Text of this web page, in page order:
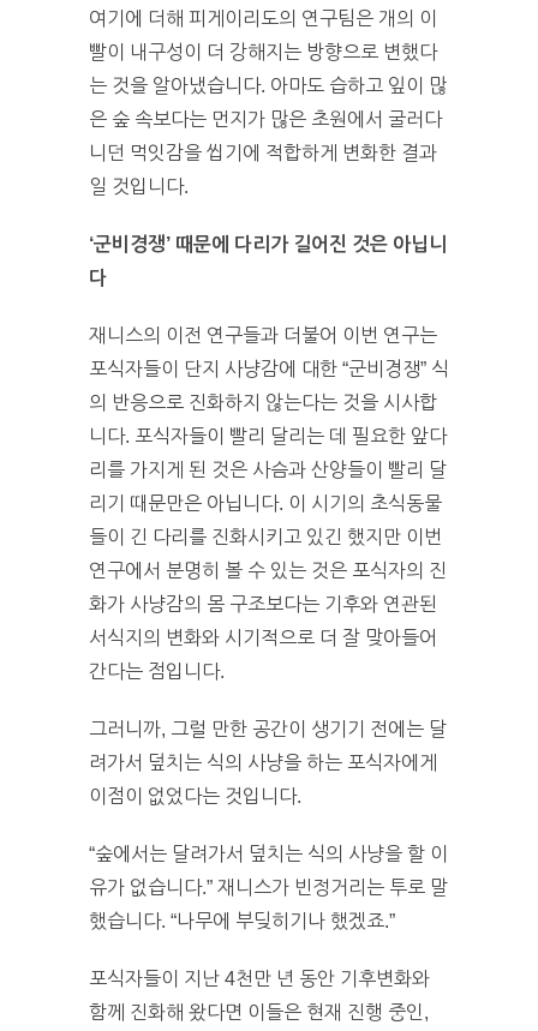
여기에 더해 피게이리도의 연구팀은 개의 이
빨이 내구성이 더 강해지는 방향으로 변했다
는 것을 알아냈습니다. 아마도 습하고 잎이 많
은 숲 속보다는 먼지가 많은 초원에서 굴러다
니던 먹잇감을 씹기에 적합하게 변화한 결과
일 것입니다.
‘군비경쟁’ 때문에 다리가 길어진 것은 아닙니
다
재니스의 이전 연구들과 더불어 이번 연구는
포식자들이 단지 사냥감에 대한 “군비경쟁” 식
의 반응으로 진화하지 않는다는 것을 시사합
니다. 포식자들이 빨리 달리는 데 필요한 앞다
리를 가지게 된 것은 사슴과 산양들이 빨리 달
리기 때문만은 아닙니다. 이 시기의 초식동물
들이 긴 다리를 진화시키고 있긴 했지만 이번
연구에서 분명히 볼 수 있는 것은 포식자의 진
화가 사냥감의 몸 구조보다는 기후와 연관된
서식지의 변화와 시기적으로 더 잘 맞아들어
간다는 점입니다.
그러니까, 그럴 만한 공간이 생기기 전에는 달
려가서 덮치는 식의 사냥을 하는 포식자에게
이점이 없었다는 것입니다.
“숲에서는 달려가서 덮치는 식의 사냥을 할 이
유가 없습니다.” 재니스가 빈정거리는 투로 말
했습니다. “나무에 부딪히기나 했겠죠.”
포식자들이 지난 4천만 년 동안 기후변화와
함께 진화해 왔다면 이들은 현재 진행 중인,